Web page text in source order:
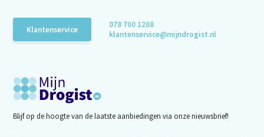
Klantenservice
078 700 1208
klantenservice@mijndrogist.nl
Blijf op de hoogte van de laatste aanbiedingen via onze nieuwsbrief!